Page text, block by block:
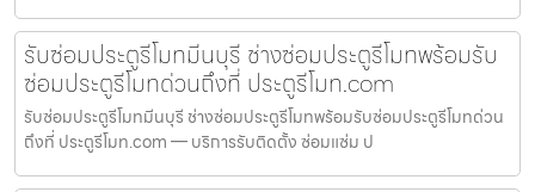
รับซ่อมประตูรีโมทมีนบุรี ช่างซ่อมประตูรีโมทพร้อมรับ
ซ่อมประตูรีโมทด่วนถึงที่ ประตูรีโมท.com
รับซ่อมประตูรีโมทมีนบุรี ช่างซ่อมประตูรีโมทพร้อมรับซ่อมประตูรีโมทด่วน
ถึงที่ ประตูรีโมท.com — บริการรับติดตั้ง ซ่อมแซ่ม ป